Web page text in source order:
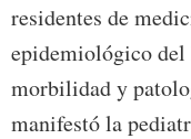
residentes de
epidemiológico
morbilidad y
manifestó la